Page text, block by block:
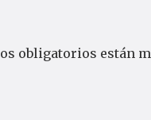
obligatorios están